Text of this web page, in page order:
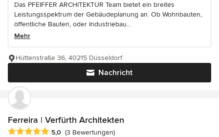
Das PFEIFFER ARCHITEKTUR Team bietet ein breites
Leistungsspektrum der Gebäudeplanung an. Ob Wohnbauten,
öffentliche Bauten, oder Industriebau...
Mehr
Nachricht
Hüttenstraße 36, 40215 Düsseldorf
Ferreira | Verfürth Architekten
Durchschnittliche Bewertung: 5 von 5 Sternen
5,0 (3 Bewertungen)